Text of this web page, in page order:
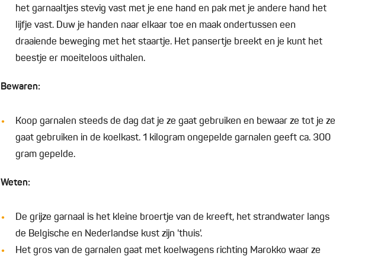
het garnaaltjes stevig vast met je ene hand en pak met je andere hand het
lijfje vast. Duw je handen naar elkaar toe en maak ondertussen een
draaiende beweging met het staartje. Het pansertje breekt en je kunt het
beestje er moeiteloos uithalen.
Bewaren:
Koop garnalen steeds de dag dat je ze gaat gebruiken en bewaar ze tot je ze
gaat gebruiken in de koelkast. 1 kilogram ongepelde garnalen geeft ca. 300
gram gepelde.
Weten:
De grijze garnaal is het kleine broertje van de kreeft, het strandwater langs
de Belgische en Nederlandse kust zijn 'thuis'.
Het gros van de garnalen gaat met koelwagens richting Marokko waar ze